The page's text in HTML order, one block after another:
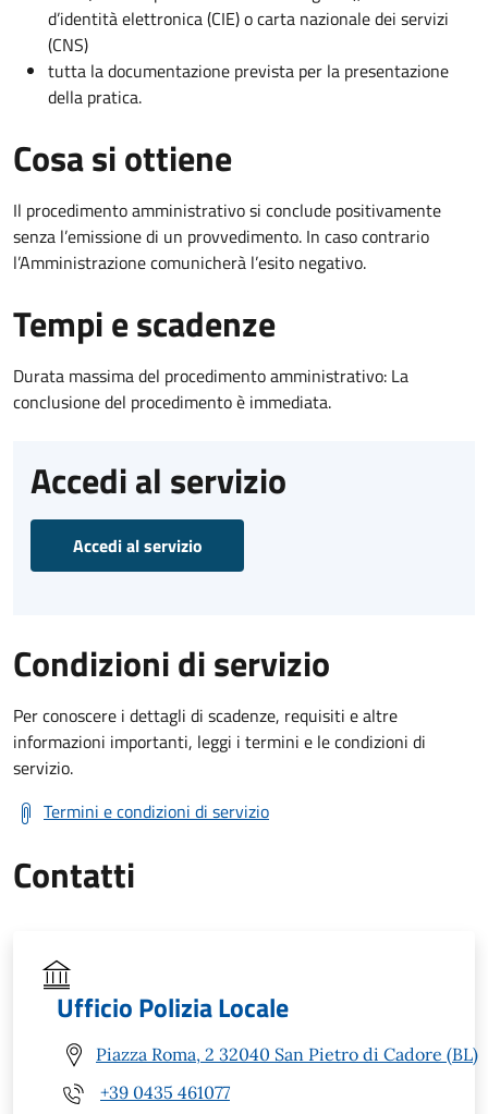
d’identità elettronica (CIE) o carta nazionale dei servizi
(CNS)
tutta la documentazione prevista per la presentazione
della pratica.
Cosa si ottiene
Il procedimento amministrativo si conclude positivamente
senza l’emissione di un provvedimento. In caso contrario
l’Amministrazione comunicherà l’esito negativo.
Tempi e scadenze
Durata massima del procedimento amministrativo: La
conclusione del procedimento è immediata.
Accedi al servizio
Accedi al servizio
Condizioni di servizio
Per conoscere i dettagli di scadenze, requisiti e altre
informazioni importanti, leggi i termini e le condizioni di
servizio.
Termini e condizioni di servizio
Contatti
Ufficio Polizia Locale
Piazza Roma, 2 32040 San Pietro di Cadore (BL)
+39 0435 461077